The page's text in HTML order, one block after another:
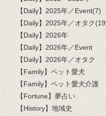
【Daily】2025年／Event(7)
【Daily】2025年／オタク
【Daily】2026年
【Daily】2026年／Event
【Daily】2026年／オタク
【Family】ペット愛犬
【Family】ペット愛犬介護
【Fortune】夢占い
【History】地域史